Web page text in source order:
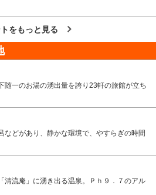
をもっと見る
随一のお湯の湧出量を誇り23軒の旅館が立ち
などがあり、静かな環境で、やすらぎの時間
清流庵」に湧き出る温泉。Ｐｈ９．７のアル